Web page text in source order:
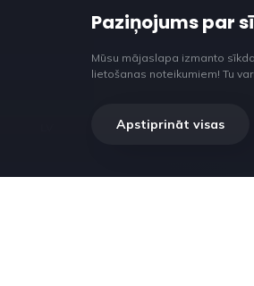
Paziņojums par
Mūsu mājaslapa izmanto
lietošanas noteikumiem! Tu
Apstiprināt visas